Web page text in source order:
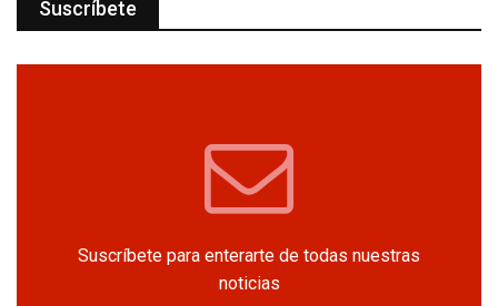
Suscríbete
Suscríbete para enterarte de todas nuestras
noticias